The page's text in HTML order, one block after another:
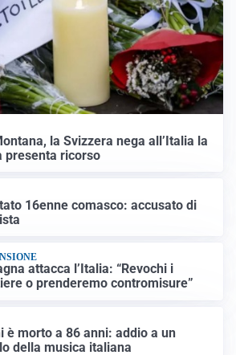
la Svizzera nega all’Italia la
presenta ricorso
16enne comasco: accusato di
attacca l’Italia: “Revochi i
o prenderemo contromisure”
è morto a 86 anni: addio a un
della musica italiana